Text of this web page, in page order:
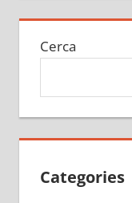
Cerca
Categories